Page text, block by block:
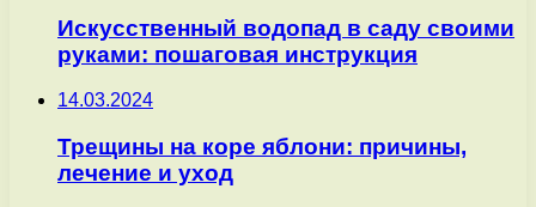
Искусственный водопад в саду своими
руками: пошаговая инструкция
14.03.2024
Трещины на коре яблони: причины,
лечение и уход